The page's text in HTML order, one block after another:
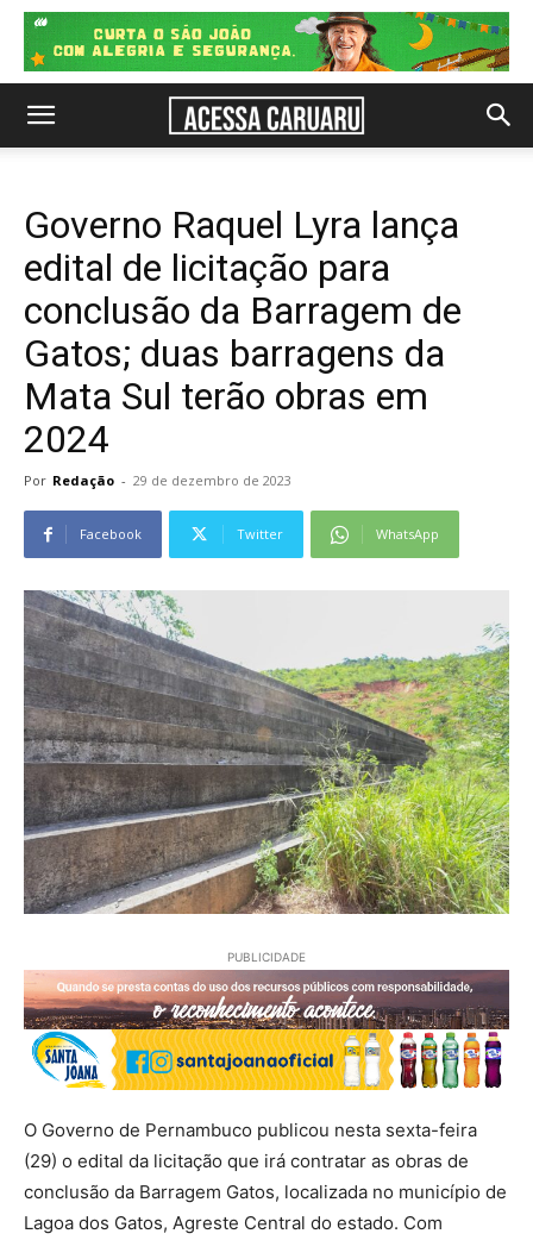
Governo Raquel Lyra lança
edital de licitação para
conclusão da Barragem de
Gatos; duas barragens da
Mata Sul terão obras em
2024
Por Redação - 29 de dezembro de 2023
Facebook Twitter WhatsApp
PUBLICIDADE
O Governo de Pernambuco publicou nesta sexta-feira
(29) o edital da licitação que irá contratar as obras de
conclusão da Barragem Gatos, localizada no município de
Lagoa dos Gatos, Agreste Central do estado. Com